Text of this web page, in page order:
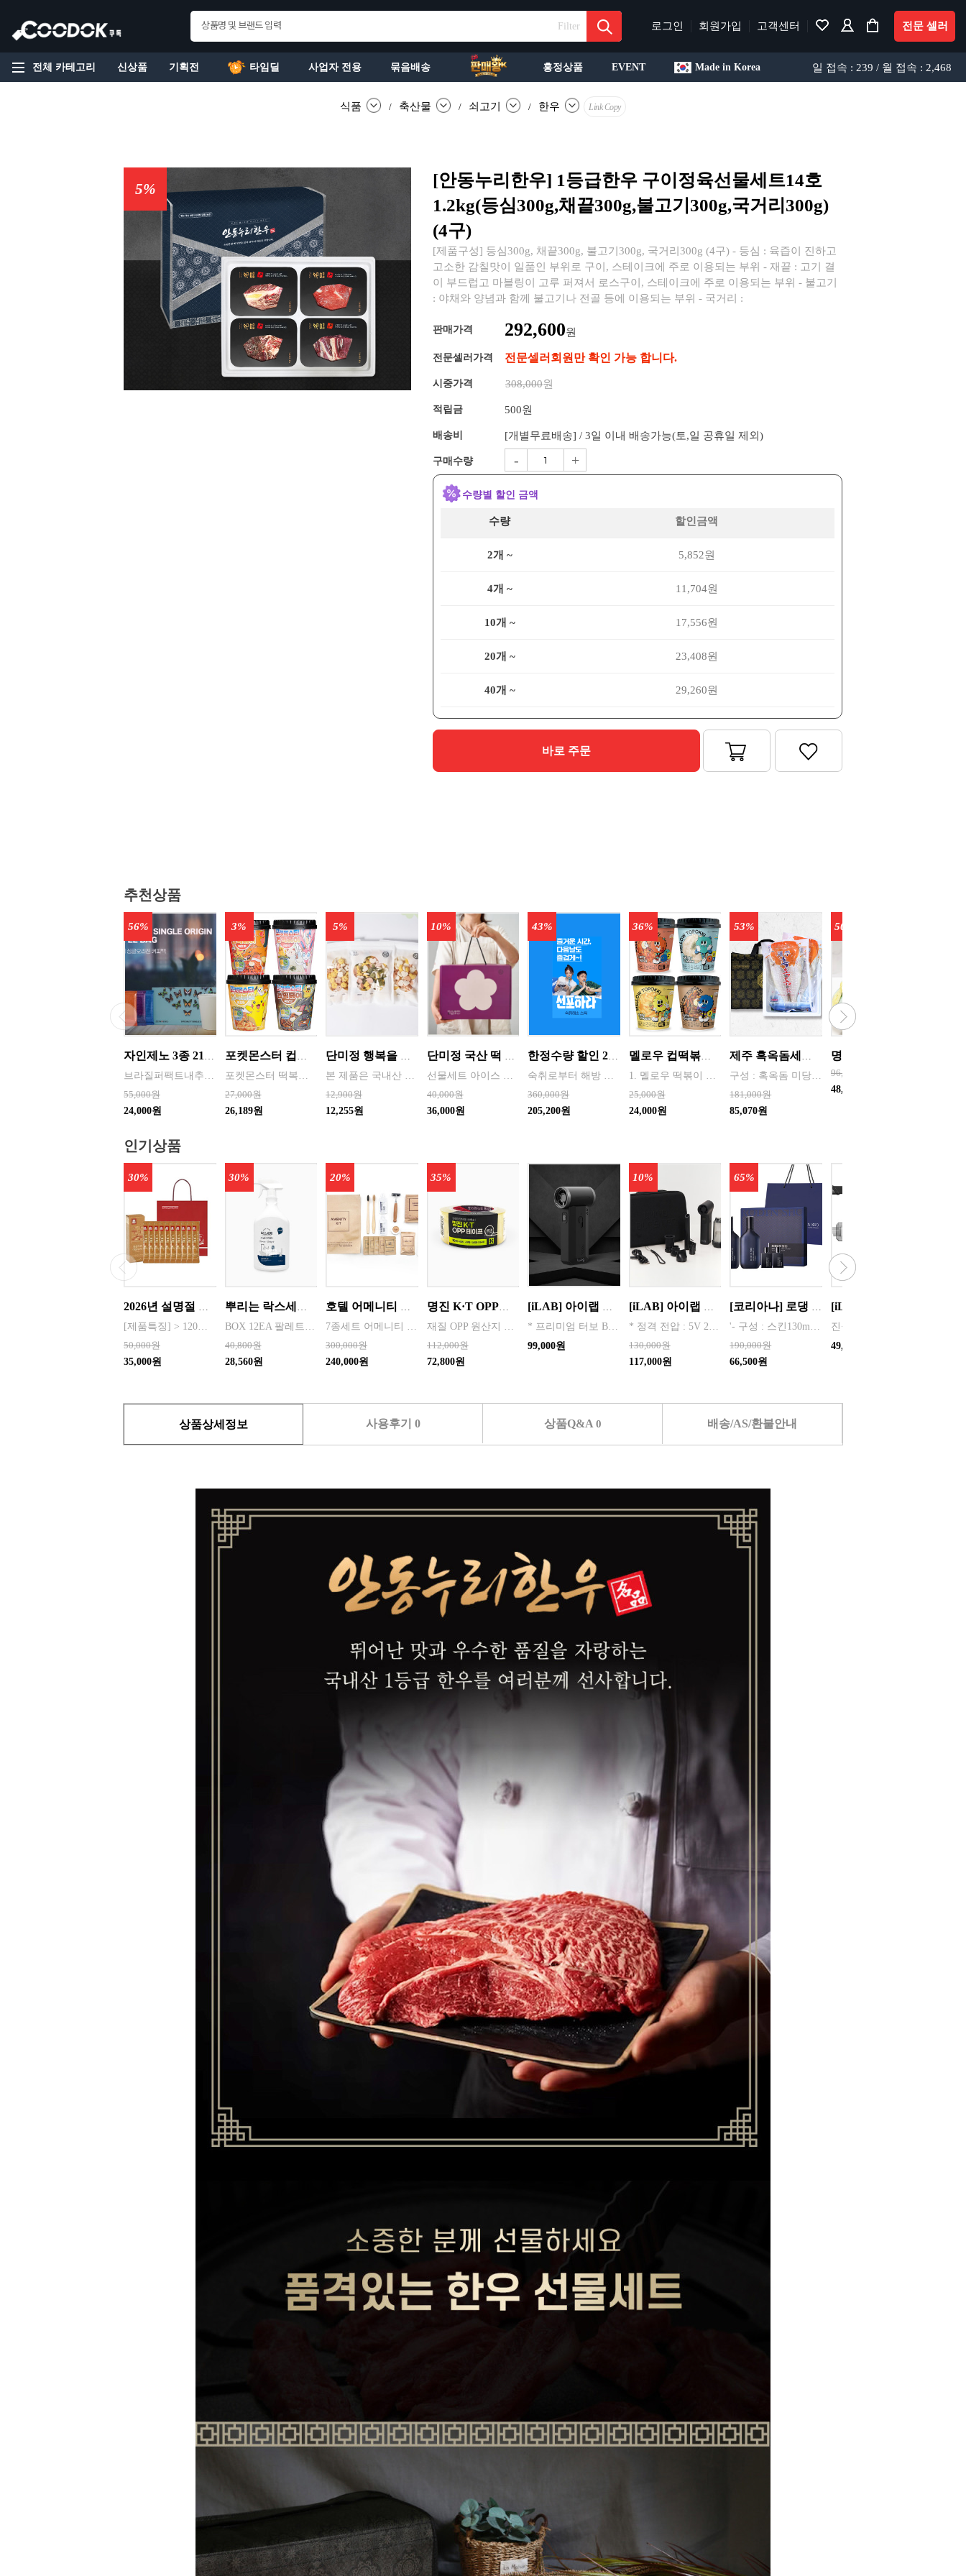
Filter 로그인 회원가입 고객센터 전문 셀러
전체 카테고리 신상품 기획전 타임딜 사업자 전용 묶음배송 흥정상품 EVENT Made in Korea 일 접속 : 239 / 월 접속 : 2,468
식품 / 축산물 / 쇠고기 / 한우 Link Copy
5%
[안동누리한우] 1등급한우 구이정육선물세트14호
1.2kg(등심300g,채끝300g,불고기300g,국거리300g)
(4구)
[제품구성] 등심300g, 채끝300g, 불고기300g, 국거리300g (4구) - 등심 : 육즙이 진하고
고소한 감칠맛이 일품인 부위로 구이, 스테이크에 주로 이용되는 부위 - 재끝 : 고기 결
이 부드럽고 마블링이 고루 퍼져서 로스구이, 스테이크에 주로 이용되는 부위 - 불고기
: 야채와 양념과 함께 불고기나 전골 등에 이용되는 부위 - 국거리 :
판매가격 292,600원
전문셀러가격 전문셀러회원만 확인 가능 합니다.
시중가격 308,000원
적립금 500원
배송비 [개별무료배송] / 3일 이내 배송가능(토,일 공휴일 제외)
구매수량 - +
수량별 할인 금액
수량 할인금액
2개 ~ 5,852원
4개 ~ 11,704원
10개 ~ 17,556원
20개 ~ 23,408원
40개 ~ 29,260원
바로 주문
추천상품
55,000원
56%
24,000원
27,000원
3%
26,189원
12,900원
5%
12,255원
40,000원
10%
36,000원
360,000원
43%
205,200원
멜로우 컵떡볶이 115g - 래리매운 / 루리짜장 / 민트크림 / 옐리치즈 맛별 8개씩 포장
25,000원
36%
24,000원
181,000원
53%
85,070원
96,000원
50%
48,000원
인기상품
50,000원
30%
35,000원
40,800원
30%
28,560원
300,000원
20%
240,000원
명진 K·T OPP테이프 80M(투명) 48mmx80M 50개 한박스단위 판매
112,000원
35%
72,800원
99,000원
130,000원
10%
117,000원
190,000원
65%
66,500원
49,000원
상품상세정보 사용후기 0 상품Q&A 0 배송/AS/환불안내